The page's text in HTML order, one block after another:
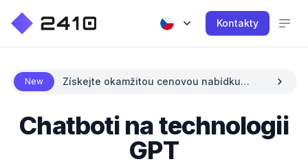
Kontakty
New
Získejte okamžitou cenovou nabídku
Chatboti na technologii
GPT